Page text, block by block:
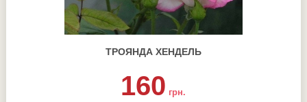
ТРОЯНДА ХЕНДЕЛЬ
160 грн.